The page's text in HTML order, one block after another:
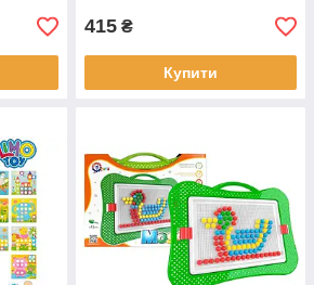
415 ₴
Купити